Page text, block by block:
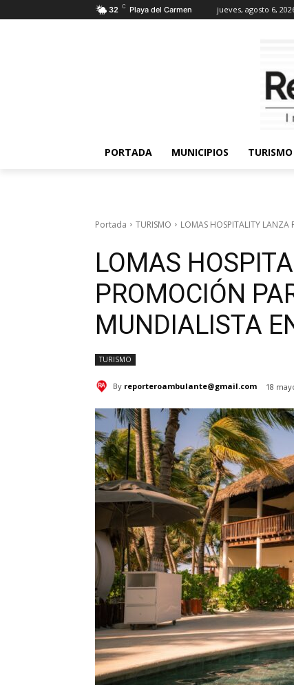
32 C Playa del Carmen jueves, agosto 6,
PORTADA MUNICIPIOS TURISMO
Portada TURISMO LOMAS HOSPITALITY LANZA
LOMAS
PROMOCIÓN
MUNDIALISTA
TURISMO
By reporteroambulante@gmail.com 18